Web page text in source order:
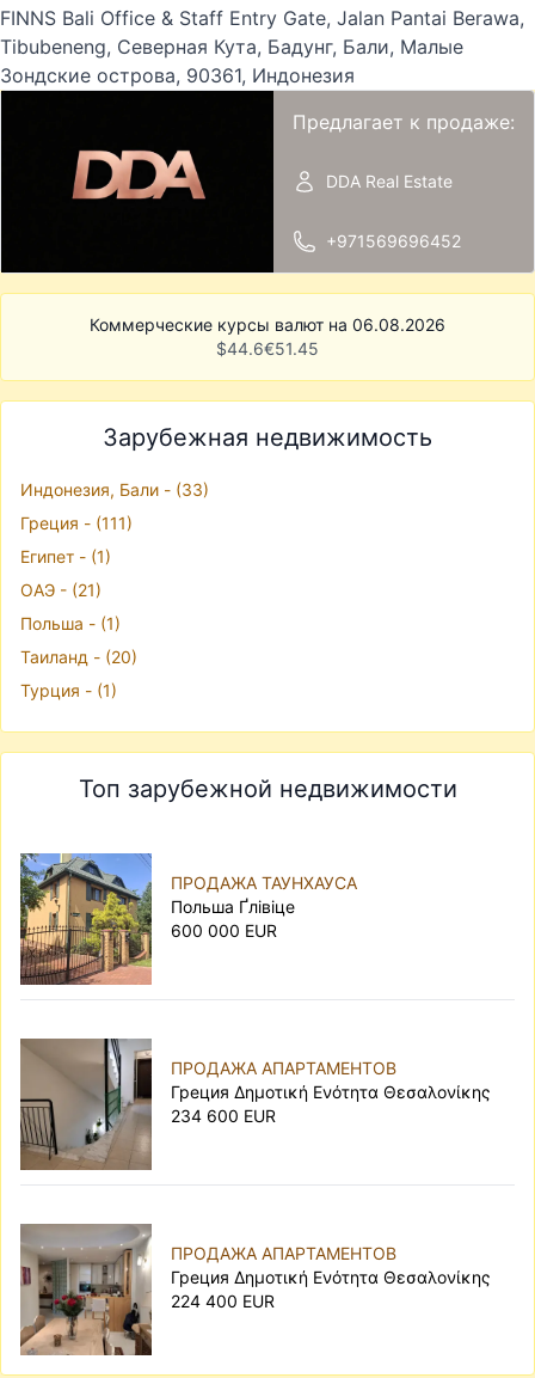
FINNS Bali Office & Staff Entry Gate, Jalan Pantai Berawa,
Tibubeneng, Северная Кута, Бадунг, Бали, Малые
Зондские острова, 90361, Индонезия
Предлагает к продаже:
DDA Real Estate
+971569696452
Коммерческие курсы валют на 06.08.2026
$44.6€51.45
Зарубежная недвижимость
Индонезия, Бали - (33)
Греция - (111)
Египет - (1)
ОАЭ - (21)
Польша - (1)
Таиланд - (20)
Турция - (1)
Топ зарубежной недвижимости
ПРОДАЖА ТАУНХАУСА
Польша Ґлівіце
600 000 EUR
ПРОДАЖА АПАРТАМЕНТОВ
Греция Δημοτική Ενότητα Θεσαλονίκης
234 600 EUR
ПРОДАЖА АПАРТАМЕНТОВ
Греция Δημοτική Ενότητα Θεσαλονίκης
224 400 EUR